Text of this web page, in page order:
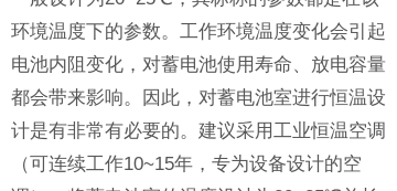
环境温度下的参数。工作环境温度变化会引起
电池内阻变化，对蓄电池使用寿命、放电容量
都会带来影响。因此，对蓄电池室进行恒温设
计是有非常有必要的。建议采用工业恒温空调
（可连续工作10~15年，专为设备设计的空